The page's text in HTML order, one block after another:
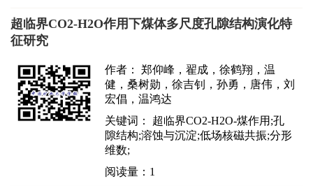
超临界CO2-H2O作用下煤体多尺度孔隙结构演化特
征研究
作者： 郑仰峰，翟成，徐鹤翔，温
健，桑树勋，徐吉钊，孙勇，唐伟，刘
宏倡，温鸿达
关键词： 超临界CO2-H2O-煤作用;孔
隙结构;溶蚀与沉淀;低场核磁共振;分形
维数;
阅读量： 1